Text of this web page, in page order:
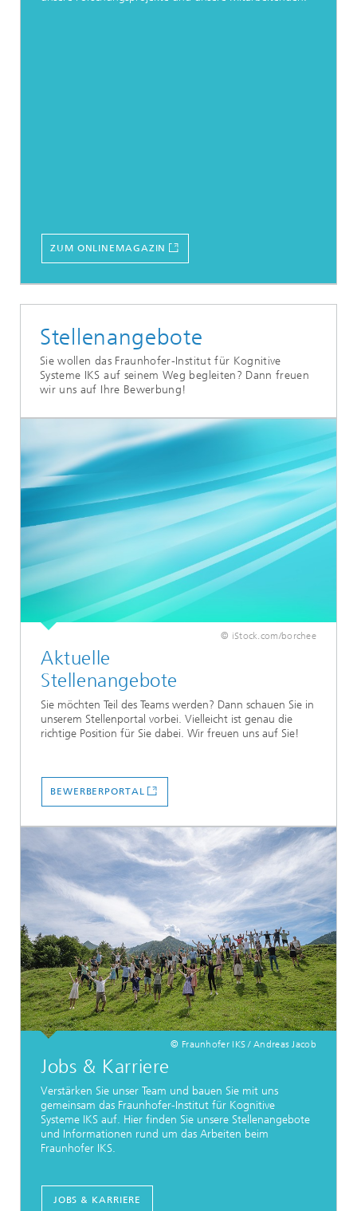
ZUM ONLINEMAGAZIN
Stellenangebote
Sie wollen das Fraunhofer-Institut für Kognitive
Systeme IKS auf seinem Weg begleiten? Dann freuen
wir uns auf Ihre Bewerbung!
© iStock.com/borchee
Aktuelle
Stellenangebote
Sie möchten Teil des Teams werden? Dann schauen Sie in
unserem Stellenportal vorbei. Vielleicht ist genau die
richtige Position für Sie dabei. Wir freuen uns auf Sie!
BEWERBERPORTAL
© Fraunhofer IKS / Andreas Jacob
Jobs & Karriere
Verstärken Sie unser Team und bauen Sie mit uns
gemeinsam das Fraunhofer-Institut für Kognitive
Systeme IKS auf. Hier finden Sie unsere Stellenangebote
und Informationen rund um das Arbeiten beim
Fraunhofer IKS.
JOBS & KARRIERE